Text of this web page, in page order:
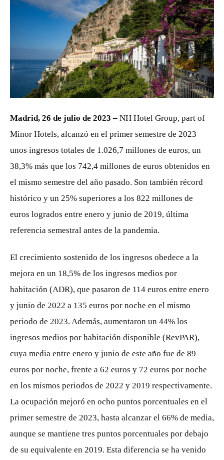
Madrid, 26 de julio de 2023 – NH Hotel Group, part of
Minor Hotels, alcanzó en el primer semestre de 2023
unos ingresos totales de 1.026,7 millones de euros, un
38,3% más que los 742,4 millones de euros obtenidos en
el mismo semestre del año pasado. Son también récord
histórico y un 25% superiores a los 822 millones de
euros logrados entre enero y junio de 2019, última
referencia semestral antes de la pandemia.
El crecimiento sostenido de los ingresos obedece a la
mejora en un 18,5% de los ingresos medios por
habitación (ADR), que pasaron de 114 euros entre enero
y junio de 2022 a 135 euros por noche en el mismo
periodo de 2023. Además, aumentaron un 44% los
ingresos medios por habitación disponible (RevPAR),
cuya media entre enero y junio de este año fue de 89
euros por noche, frente a 62 euros y 72 euros por noche
en los mismos periodos de 2022 y 2019 respectivamente.
La ocupación mejoró en ocho puntos porcentuales en el
primer semestre de 2023, hasta alcanzar el 66% de media,
aunque se mantiene tres puntos porcentuales por debajo
de su equivalente en 2019. Esta diferencia se ha venido